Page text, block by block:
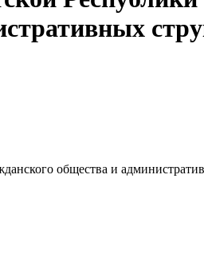
общества и